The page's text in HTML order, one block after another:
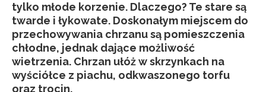
tylko młode korzenie. Dlaczego? Te stare są
twarde i łykowate. Doskonałym miejscem do
przechowywania chrzanu są pomieszczenia
chłodne, jednak dające możliwość
wietrzenia. Chrzan ułóż w skrzynkach na
wyściółce z piachu, odkwaszonego torfu
oraz trocin.